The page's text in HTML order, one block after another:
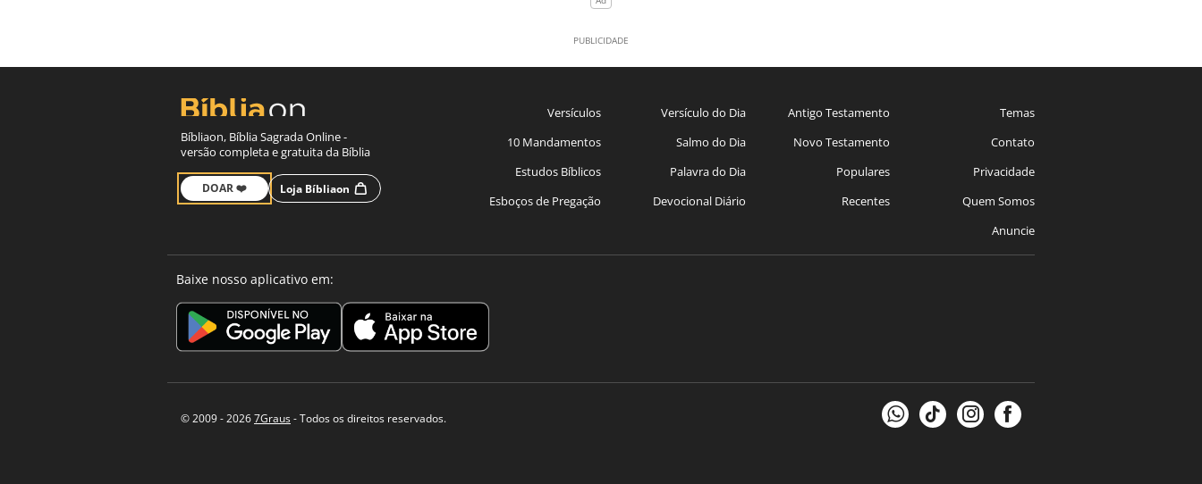
Bíbliaon, Bíblia Sagrada Online -
versão completa e gratuita da Bíblia
DOAR ❤️ Loja Bíbliaon
Versículos
10 Mandamentos
Estudos Bíblicos
Esboços de Pregação
Versículo do Dia
Salmo do Dia
Palavra do Dia
Devocional Diário
Antigo Testamento
Novo Testamento
Populares
Recentes
Temas
Contato
Privacidade
Quem Somos
Anuncie
Baixe nosso aplicativo em:
© 2009 - 20267Graus- Todos os direitos reservados.